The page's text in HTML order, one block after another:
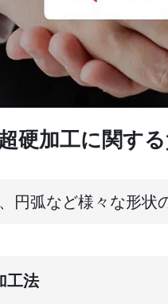
硬加工に関す
弧など様々な形状
工法